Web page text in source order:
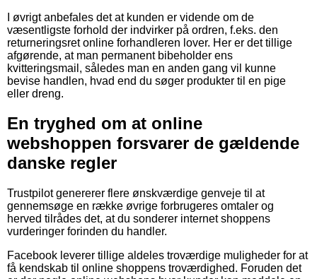
I øvrigt anbefales det at kunden er vidende om de
væsentligste forhold der indvirker på ordren, f.eks. den
returneringsret online forhandleren lover. Her er det tillige
afgørende, at man permanent bibeholder ens
kvitteringsmail, således man en anden gang vil kunne
bevise handlen, hvad end du søger produkter til en pige
eller dreng.
En tryghed om at online
webshoppen forsvarer de gældende
danske regler
Trustpilot genererer flere ønskværdige genveje til at
gennemsøge en række øvrige forbrugeres omtaler og
herved tilrådes det, at du sonderer internet shoppens
vurderinger forinden du handler.
Facebook leverer tillige aldeles troværdige muligheder for at
få kendskab til online shoppens troværdighed. Foruden det